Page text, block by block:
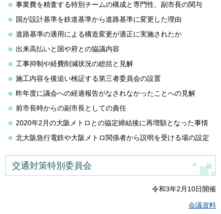
事業費を精査する特別チームの構成と専門性、副市長の関与
国が設計基準を鉄道基準から道路基準に変更した理由
道路基準の適用による構造変更が適正に実施されたか
出来高払いと国や府との協議内容
工事抑制や経費削減状況の総括と見解
施工内容を後追い検証する第三者委員会の設置
昨年度に議会への経過報告がなされなかったことへの見解
前市長時からの副市長としての責任
2020年2月の大阪メトロとの協定締結後に再増額となった事情
北大阪急行電鉄や大阪メトロ関係者から説明を受ける場の設定
交通対策特別委員会
令和3年2月10日開催
会議資料